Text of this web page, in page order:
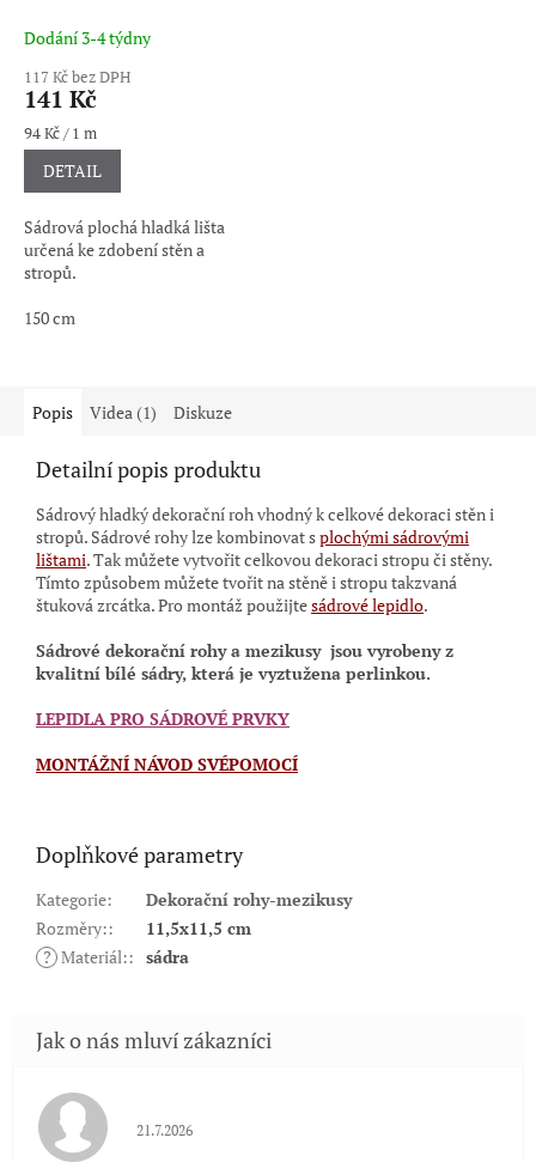
Dodání 3-4 týdny
117 Kč bez DPH
141 Kč
Měrná
cena:
94 Kč / 1 m
DETAIL
Sádrová plochá hladká lišta
určená ke zdobení stěn a
stropů.
150 cm
Popis Videa (1) Diskuze
Detailní popis produktu
Sádrový hladký dekorační roh vhodný k celkové dekoraci stěn i
stropů. Sádrové rohy lze kombinovat splochými sádrovými
lištami.Tak můžete vytvořit celkovou dekoraci stropu či stěny.
Tímto způsobem můžete tvořit na stěně i stropu takzvaná
štuková zrcátka. Pro montáž použijtesádrové lepidlo.
Sádrové dekorační rohy a mezikusy jsou vyrobeny z
kvalitní bílé sádry, která je vyztužena perlinkou.
LEPIDLA PRO SÁDROVÉ PRVKY
MONTÁŽNÍ NÁVOD SVÉPOMOCÍ
Doplňkové parametry
Kategorie:
Dekorační rohy-mezikusy
Rozměry::
11,5x11,5 cm
? Materiál:: sádra
Hodnocení obchodu je 5 z 5 hvězdiček.
21.7.2026